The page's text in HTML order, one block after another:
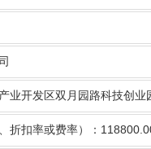
业开发区双月园路科技创业
折扣率或费率）：